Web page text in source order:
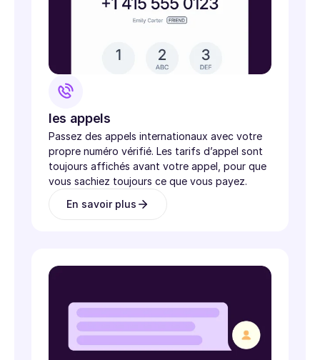
les appels
Passez des appels internationaux avec votre
propre numéro vérifié. Les tarifs d’appel sont
toujours affichés avant votre appel, pour que
vous sachiez toujours ce que vous payez.
En savoir plus